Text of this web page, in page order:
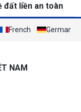
đất liền an toàn
French German
NAM